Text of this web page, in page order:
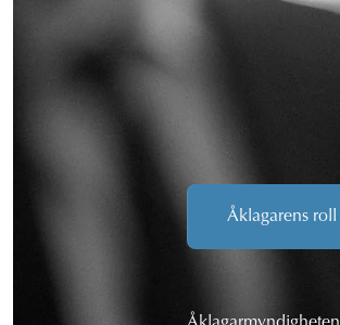
Åklagarens roll